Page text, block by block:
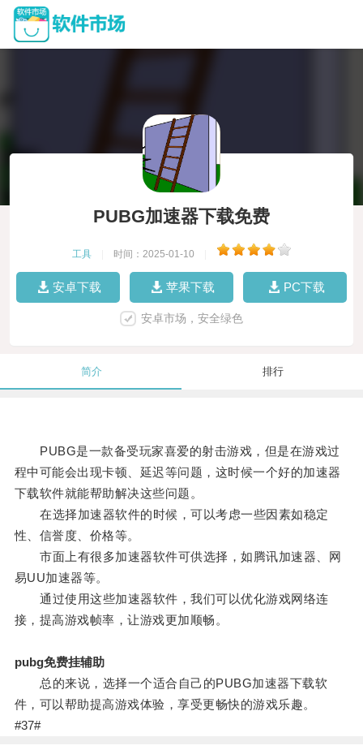
PUBG加速器下载免费
工具 时间：2025-01-10
安卓下载 苹果下载 PC下载
安卓市场，安全绿色
简介 排行
PUBG是一款备受玩家喜爱的射击游戏，但是在游戏过
程中可能会出现卡顿、延迟等问题，这时候一个好的加速器
下载软件就能帮助解决这些问题。
在选择加速器软件的时候，可以考虑一些因素如稳定
性、信誉度、价格等。
市面上有很多加速器软件可供选择，如腾讯加速器、网
易UU加速器等。
通过使用这些加速器软件，我们可以优化游戏网络连
接，提高游戏帧率，让游戏更加顺畅。
pubg免费挂辅助
总的来说，选择一个适合自己的PUBG加速器下载软
件，可以帮助提高游戏体验，享受更畅快的游戏乐趣。
#37#